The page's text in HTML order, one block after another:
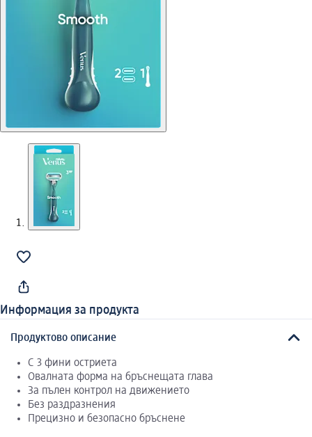
Информация за продукта
Продуктово описание
С 3 фини остриета
Овалната форма на бръснещата глава
За пълен контрол на движението
Без раздразнения
Прецизно и безопасно бръснене